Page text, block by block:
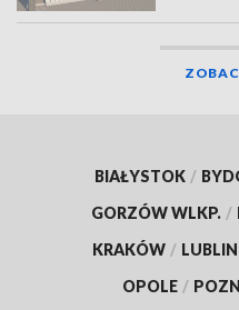
BIAŁYSTOK /
GORZÓW WLKP. /
KRAKÓW / LUBLIN
OPOLE /